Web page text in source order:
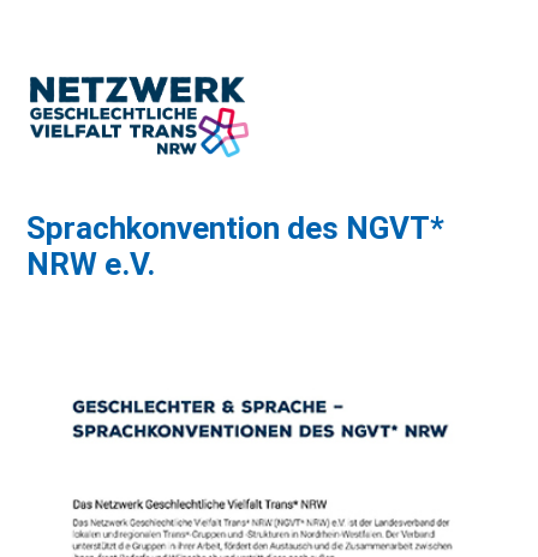
Sprachkonvention des NGVT*
NRW e.V.